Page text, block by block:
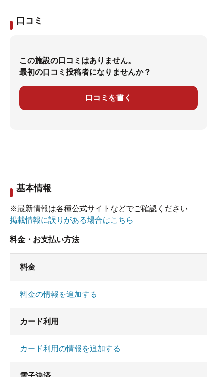
口コミ
この施設の口コミはありません。
最初の口コミ投稿者になりませんか？
口コミを書く
基本情報
※最新情報は各種公式サイトなどでご確認ください
掲載情報に誤りがある場合はこちら
料金・お支払い方法
料金
料金の情報を追加する
カード利用
カード利用の情報を追加する